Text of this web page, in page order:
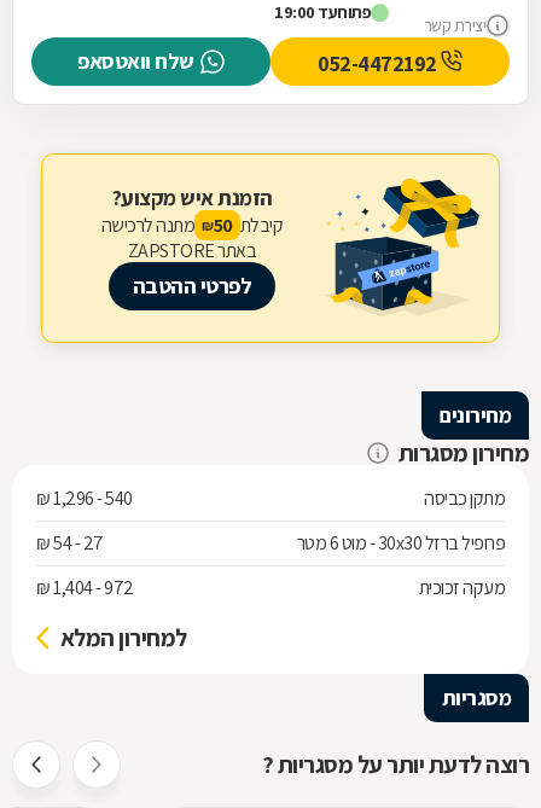
יצירת קשר
פתוחעד 19:00
שלח וואטסאפ
הזמנת איש מקצוע?
קיבלת 50
₪ מתנה לרכישה
באתר ZAPSTORE
לפרטי ההטבה
מחירונים
מחירון מסגרות
מתקן כביסה
540 - 1,296 ₪
פרופיל ברזל 30x30 - מוט 6 מטר
27 - 54 ₪
מעקה זכוכית
972 - 1,404 ₪
למחירון המלא
מסגריות
רוצה לדעת יותר על מסגריות ?